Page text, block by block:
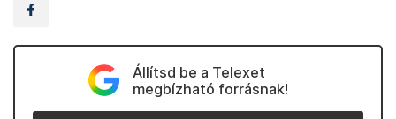
Állítsd be a Telexet
megbízható forrásnak!